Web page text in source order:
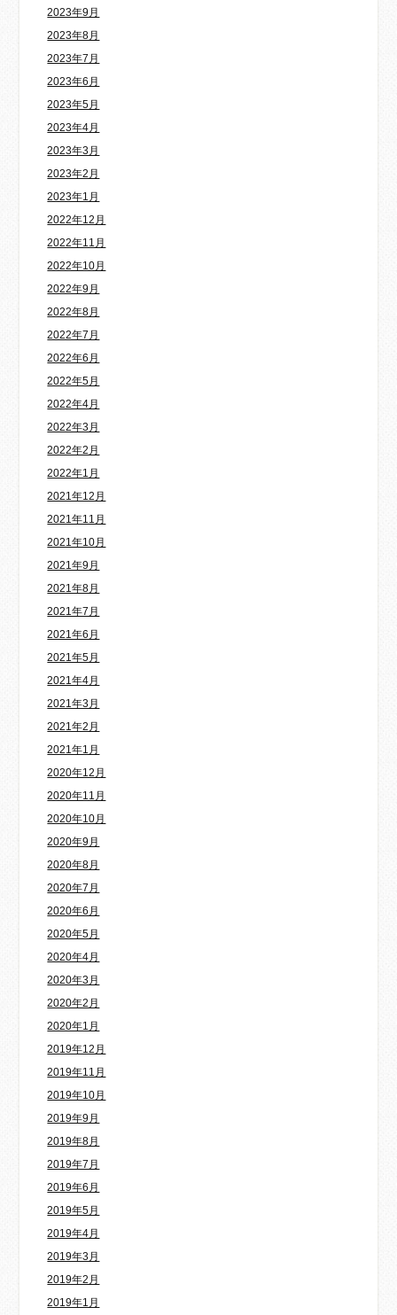
2023年9月
2023年8月
2023年7月
2023年6月
2023年5月
2023年4月
2023年3月
2023年2月
2023年1月
2022年12月
2022年11月
2022年10月
2022年9月
2022年8月
2022年7月
2022年6月
2022年5月
2022年4月
2022年3月
2022年2月
2022年1月
2021年12月
2021年11月
2021年10月
2021年9月
2021年8月
2021年7月
2021年6月
2021年5月
2021年4月
2021年3月
2021年2月
2021年1月
2020年12月
2020年11月
2020年10月
2020年9月
2020年8月
2020年7月
2020年6月
2020年5月
2020年4月
2020年3月
2020年2月
2020年1月
2019年12月
2019年11月
2019年10月
2019年9月
2019年8月
2019年7月
2019年6月
2019年5月
2019年4月
2019年3月
2019年2月
2019年1月